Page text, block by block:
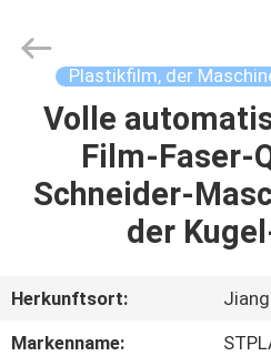
HAUS
PRODUKTE
ÜBER
CO.,LTD.
Plastikfilm, der
Volle
Film-Faser-
Schneider-
der
Herkunftsort:
Markenname: